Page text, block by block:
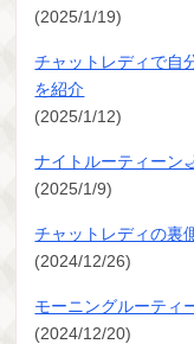
(2025/1/19)
チャットレディで自
を紹介
(2025/1/12)
ナイトルーティーン
(2025/1/9)
チャットレディの裏
(2024/12/26)
モーニングルーティ
(2024/12/20)